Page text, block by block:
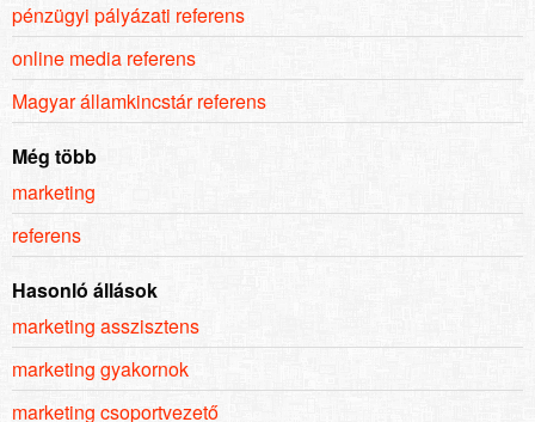
pénzügyi pályázati referens
online media referens
Magyar államkincstár referens
Még több
marketing
referens
Hasonló állások
marketing asszisztens
marketing gyakornok
marketing csoportvezető